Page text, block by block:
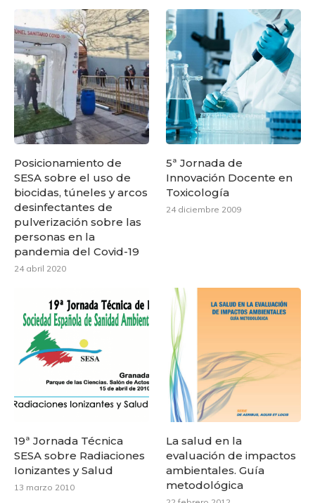
Posicionamiento de
SESA sobre el uso de
biocidas, túneles y arcos
desinfectantes de
pulverización sobre las
personas en la
pandemia del Covid-19
24 abril 2020
5ª Jornada de
Innovación Docente en
Toxicología
24 diciembre 2009
19ª Jornada Técnica
SESA sobre Radiaciones
Ionizantes y Salud
13 marzo 2010
La salud en la
evaluación de impactos
ambientales. Guía
metodológica